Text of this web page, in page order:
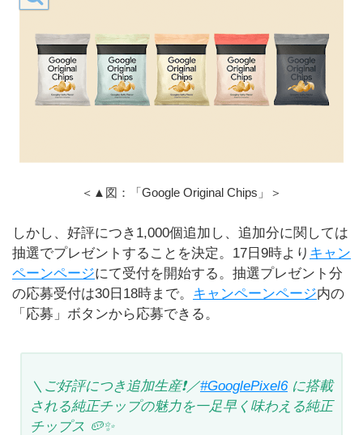
＜▲図：「Google Original Chips」＞
しかし、好評につき1,000個追加し、追加分に関しては
抽選でプレゼントすることを決定。17日9時より キャン
ペーンページにて受付を開始する。抽選プレゼント分
の応募受付は30日18時まで。 キャンペーンページ内の
「応募」ボタンから応募できる。
＼ご好評につき追加生産❗／#GooglePixel6に搭載
される純正チップの魅力を一足早く味わえる純正
チップス 🥔✨